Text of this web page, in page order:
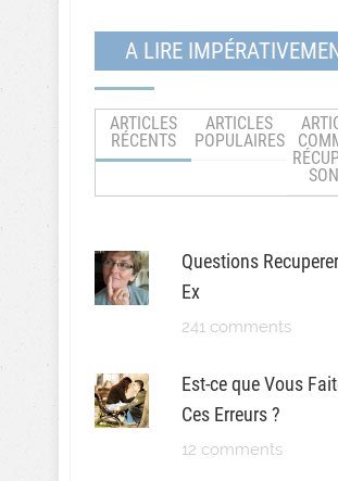
A LIRE
ARTICLES
RÉCENTS
ARTICLES
POPULAIRES
Questions
Ex
241 comments
Est-ce que Vous
Ces Erreurs ?
12 comments